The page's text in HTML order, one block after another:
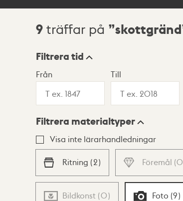
Sökresultat
9 träffar på skottgränd
Visningsläge
Lista Karta
Filtrera tid
Från Till
Filtrera materialtyper
Visa inte lärarhandledningar
Ritning (2) Föremål (0
Bildkonst (0) Foto (9)